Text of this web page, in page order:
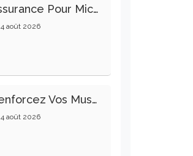
Assurance Pour Micro-Entrepreneur : Les Garanties Essentielles À Connaître
4 août 2026
Renforcez Vos Muscles Profonds Pour Apaiser Votre Mal De Dos
4 août 2026